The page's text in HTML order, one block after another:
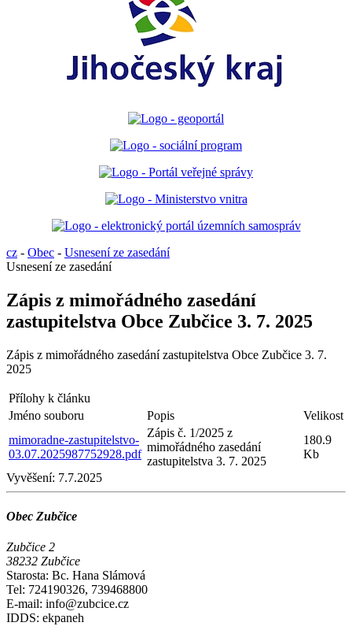
cz - Obec - Usnesení ze zasedání
Usnesení ze zasedání
Zápis z mimořádného zasedání
zastupitelstva Obce Zubčice 3. 7. 2025
Zápis z mimořádného zasedání zastupitelstva Obce Zubčice 3. 7.
2025
Přílohy k článku
Jméno souboru
Popis
Velikost
mimoradne-zastupitelstvo-
03.07.2025987752928.pdf
Zápis č. 1/2025 z
mimořádného zasedání
zastupitelstva 3. 7. 2025
180.9
Kb
Vyvěšení: 7.7.2025
Obec Zubčice
Zubčice 2
38232 Zubčice
Starosta: Bc. Hana Slámová
Tel: 724190326, 739468800
E-mail: info@zubcice.cz
IDDS: ekpaneh